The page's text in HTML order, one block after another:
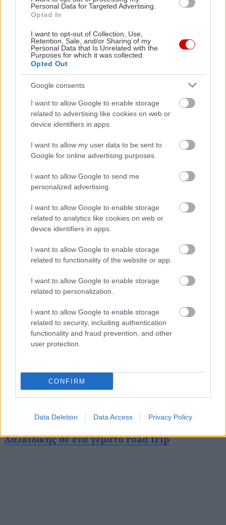
Personal Data for Targeted Advertising.
Opted In
I want to opt-out of Collection, Use,
Retention, Sale, and/or Sharing of my
Personal Data that Is Unrelated with the
Purposes for which it was collected.
Opted Out
Google consents
I want to allow Google to enable storage
related to advertising like cookies on web or
device identifiers in apps.
I want to allow my user data to be sent to
Google for online advertising purposes.
I want to allow Google to send me
personalized advertising.
I want to allow Google to enable storage
related to analytics like cookies on web or
device identifiers in apps.
I want to allow Google to enable storage
related to functionality of the website or app.
I want to allow Google to enable storage
related to personalization.
I want to allow Google to enable storage
related to security, including authentication
functionality and fraud prevention, and other
user protection.
CONFIRM
Data Deletion Data Access Privacy Policy
Λεπτομέρειες έχουν οι φίλοι μας στο All About
Peloponissos εδώ –3 μέρες στο τελευταίο πόδι
της Πελοποννήσου
Το δεύτερο πόδι της Χαλκιδικής
184 χιλιόμετρα |Χάρτης εδώ
Έλα, πάμε τα «σαν εκεί δεν έχει». Είναι, άλλωστε,
αλήθεια πως Καβουρότρυπες δεν υπάρχουν
νερά τόσο ακίνητα που μοιάζουν με λίμνης. Και
γύρω από όλα αυτά η φύση να οργιάζει, και τα
πευκοδάση να φτάνουν σχεδόν στο κύμα. Μια
άλλη αλήθεια είναι πως αν δεν είσαι λάτρεις των
παραλιών, εδώ μάλλον θα βαρεθείς, αφού δεν
Σταγείρων, της γενέτειρας του Αριστοτέλη, που
θα ενθουσιάσει τους ιστοριοδίφες της παρέας.
Διαβάστε περισσότερα -
Οι παραλίες της
Χαλκιδικής σε ένα γεμάτο road trip